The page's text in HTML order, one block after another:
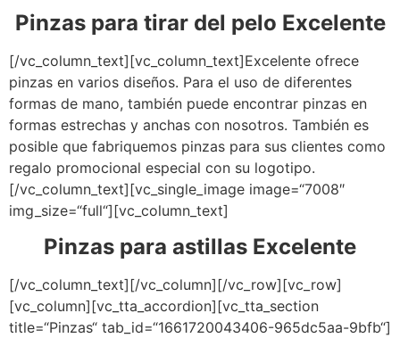
Pinzas para tirar del pelo Excelente
[/vc_column_text][vc_column_text]Excelente ofrece
pinzas en varios diseños. Para el uso de diferentes
formas de mano, también puede encontrar pinzas en
formas estrechas y anchas con nosotros. También es
posible que fabriquemos pinzas para sus clientes como
regalo promocional especial con su logotipo.
[/vc_column_text][vc_single_image image=“7008″
img_size=“full“][vc_column_text]
Pinzas para astillas Excelente
[/vc_column_text][/vc_column][/vc_row][vc_row]
[vc_column][vc_tta_accordion][vc_tta_section
title=“Pinzas“ tab_id=“1661720043406-965dc5aa-9bfb“]